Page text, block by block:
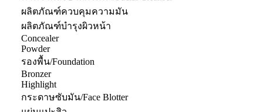
ผลิตภัณฑ์ควบคุมความมัน
ผลิตภัณฑ์บำรุงผิวหน้า
Concealer
Powder
รองพื้น/Foundation
Bronzer
Highlight
กระดาษซับมัน/Face Blotter